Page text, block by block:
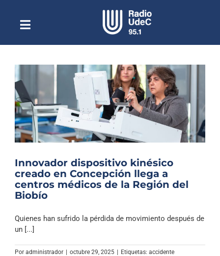
contenidoToggle
NavigationEscuchar Radio UdeC en vivo
Quiénes Somos
Programación
Podcast
Noticias
Columnas
Música Clásica
Innovador dispositivo kinésico
creado en Concepción llega a
centros médicos de la Región del
Biobío
Quienes han sufrido la pérdida de movimiento después de
un [...]
Por administrador | octubre 29, 2025 | Etiquetas: accidente